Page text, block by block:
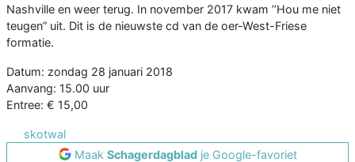
Nashville en weer terug. In november 2017 kwam ’’Hou me niet
teugen” uit. Dit is de nieuwste cd van de oer-West-Friese
formatie.
Datum: zondag 28 januari 2018
Aanvang: 15.00 uur
Entree: € 15,00
skotwal
Maak Schagerdagbladje Google-favoriet